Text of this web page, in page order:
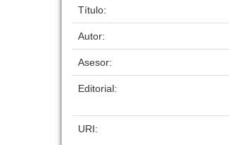
Título:
Autor:
Asesor:
Editorial:
URI: